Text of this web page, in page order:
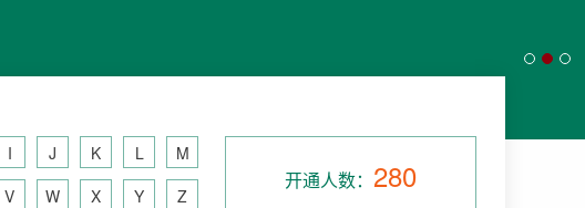
I J K L
M
V W X Y Z
开通人数： 280